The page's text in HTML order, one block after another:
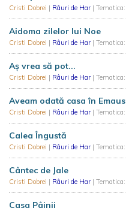
Cristi Dobrei | Râuri de Har | Tematica:
Aidoma zilelor lui Noe
Cristi Dobrei | Râuri de Har | Tematica:
Aş vrea să pot...
Cristi Dobrei | Râuri de Har | Tematica:
Aveam odată casa în Emaus
Cristi Dobrei | Râuri de Har | Tematica:
Calea Îngustă
Cristi Dobrei | Râuri de Har | Tematica:
Cântec de Jale
Cristi Dobrei | Râuri de Har | Tematica:
Casa Pâinii